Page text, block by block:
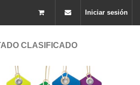
Iniciar sesión
CLASIFICADO